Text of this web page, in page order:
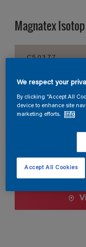
Magnatex Isotop
C5.03.77
Verpakkingsgrootte
We respect your
By clicking “Accept All
device to enhance site
marketing efforts.
Info
Accept All Cookies